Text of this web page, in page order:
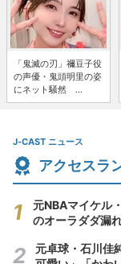
「鬼滅の刃」禰豆子役
の声優・鬼頭明里の姿
にネット騒然 ...
J-CAST ニュース
アクセスラ
元NBAマイケル
のオーラダダ漏
元卓球・石川佳